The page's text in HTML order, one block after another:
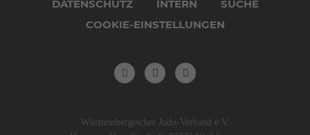
DATENSCHUTZ
INTERN
SUCHE
COOKIE-EINSTELLUNGEN
Württembergischer Judo-Verband e.V.